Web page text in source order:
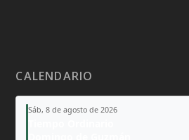
CALENDARIO
Sáb, 8 de agosto de 2026